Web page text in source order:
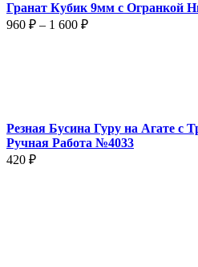
Гранат Кубик 9мм с Огранкой
960 ₽ – 1 600 ₽Диапазон
Резная Бусина Гуру на Агате с
Ручная Работа №4033
420 ₽